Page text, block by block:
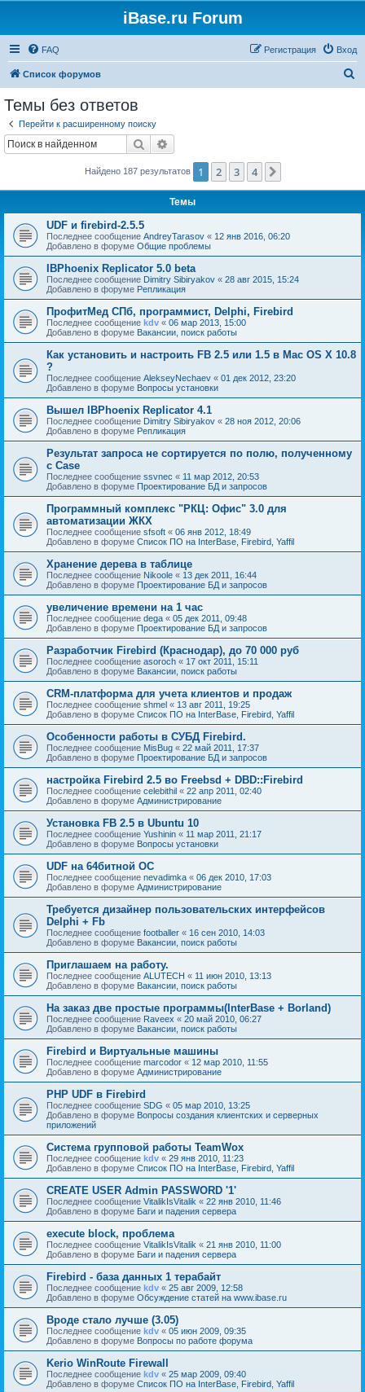
iBase.ru Forum
FAQ Вход
Регистрация
Список форумов
Темы без ответов
Перейти к расширенному поиску
Поиск
Найдено 187 результатов 1 2 3 4
Темы
UDF и firebird-2.5.5
Последнее сообщение AndreyTarasov « 12 янв 2016, 06:20
Добавлено в форуме Общие проблемы
IBPhoenix Replicator 5.0 beta
Последнее сообщение Dimitry Sibiryakov « 28 авг 2015, 15:24
Добавлено в форуме Репликация
ПрофитМед СПб, программист, Delphi, Firebird
Последнее сообщение kdv « 06 мар 2013, 15:00
Добавлено в форуме Вакансии, поиск работы
Как установить и настроить FB 2.5 или 1.5 в Mac OS X 10.8
?
Последнее сообщение AlekseyNechaev « 01 дек 2012, 23:20
Добавлено в форуме Вопросы установки
Вышел IBPhoenix Replicator 4.1
Последнее сообщение Dimitry Sibiryakov « 28 ноя 2012, 20:06
Добавлено в форуме Репликация
Результат запроса не сортируется по полю, полученному
с Case
Последнее сообщение ssvnec « 11 мар 2012, 20:53
Добавлено в форуме Проектирование БД и запросов
Программный комплекс "РКЦ: Офис" 3.0 для
автоматизации ЖКХ
Последнее сообщение sfsoft « 06 янв 2012, 18:49
Добавлено в форуме Список ПО на InterBase, Firebird, Yaffil
Хранение дерева в таблице
Последнее сообщение Nikoole « 13 дек 2011, 16:44
Добавлено в форуме Проектирование БД и запросов
увеличение времени на 1 час
Последнее сообщение dega « 05 дек 2011, 09:48
Добавлено в форуме Проектирование БД и запросов
Разработчик Firebird (Краснодар), до 70 000 руб
Последнее сообщение asoroch « 17 окт 2011, 15:11
Добавлено в форуме Вакансии, поиск работы
CRM-платформа для учета клиентов и продаж
Последнее сообщение shmel « 13 авг 2011, 19:25
Добавлено в форуме Список ПО на InterBase, Firebird, Yaffil
Особенности работы в СУБД Firebird.
Последнее сообщение MisBug « 22 май 2011, 17:37
Добавлено в форуме Проектирование БД и запросов
настройка Firebird 2.5 во Freebsd + DBD::Firebird
Последнее сообщение celebithil « 22 апр 2011, 02:40
Добавлено в форуме Администрирование
Установка FB 2.5 в Ubuntu 10
Последнее сообщение Yushinin « 11 мар 2011, 21:17
Добавлено в форуме Вопросы установки
UDF на 64битной ОС
Последнее сообщение nevadimka « 06 дек 2010, 17:03
Добавлено в форуме Администрирование
Требуется дизайнер пользовательских интерфейсов
Delphi + Fb
Последнее сообщение footballer « 16 сен 2010, 14:03
Добавлено в форуме Вакансии, поиск работы
Приглашаем на работу.
Последнее сообщение ALUTECH « 11 июн 2010, 13:13
Добавлено в форуме Вакансии, поиск работы
На заказ две простые программы(InterBase + Borland)
Последнее сообщение Raveex « 20 май 2010, 06:27
Добавлено в форуме Вакансии, поиск работы
Firebird и Виртуальные машины
Последнее сообщение marcodor « 12 мар 2010, 11:55
Добавлено в форуме Администрирование
PHP UDF в Firebird
Последнее сообщение SDG « 05 мар 2010, 13:25
Добавлено в форуме Вопросы создания клиентских и серверных
приложений
Cистема групповой работы TeamWox
Последнее сообщение kdv « 29 янв 2010, 11:23
Добавлено в форуме Список ПО на InterBase, Firebird, Yaffil
CREATE USER Admin PASSWORD '1'
Последнее сообщение VitalikIsVitalik « 22 янв 2010, 11:46
Добавлено в форуме Баги и падения сервера
execute block, проблема
Последнее сообщение VitalikIsVitalik « 21 янв 2010, 11:00
Добавлено в форуме Баги и падения сервера
Firebird - база данных 1 терабайт
Последнее сообщение kdv « 25 авг 2009, 12:58
Добавлено в форуме Обсуждение статей на www.ibase.ru
Вроде стало лучше (3.05)
Последнее сообщение kdv « 05 июн 2009, 09:35
Добавлено в форуме Вопросы по работе форума
Kerio WinRoute Firewall
Последнее сообщение kdv « 25 мар 2009, 09:40
Добавлено в форуме Список ПО на InterBase, Firebird, Yaffil